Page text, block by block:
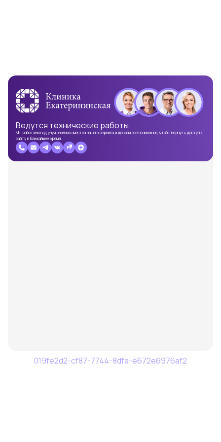
Ведутся технические работы
Мы работаем над улучшением качества нашего сервиса и делаем все возможное, чтобы вернуть доступ к
сайту в ближайшее время.
019fe2d2-cf87-7744-8dfa-e672e6976af2